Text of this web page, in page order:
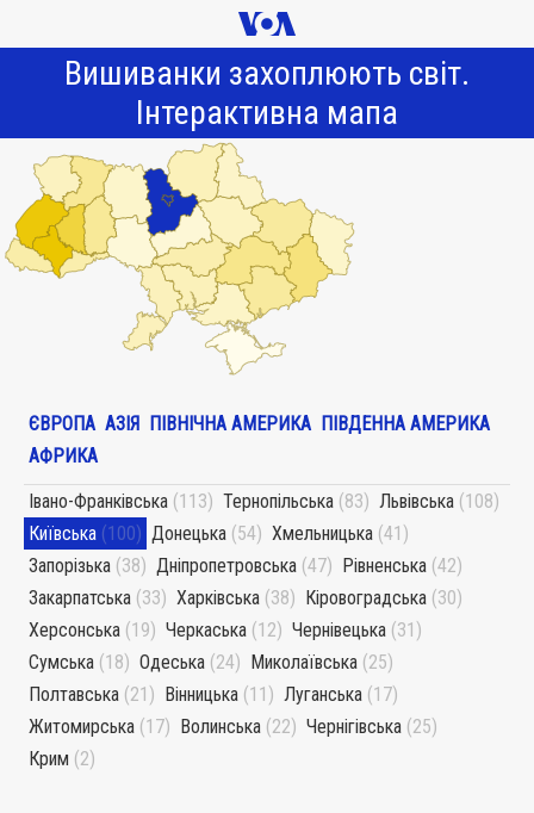
Вишиванки захоплюють світ.
Інтерактивна мапа
ЄВРОПА АЗІЯ ПІВНІЧНА АМЕРИКА ПІВДЕННА АМЕРИКА
АФРИКА
Івано-Франківська (113) Тернопільська (83) Львівська (108)
Київська (100) Донецька (54) Хмельницька (41)
Запорізька (38) Дніпропетровська (47) Рівненська (42)
Закарпатська (33) Харківська (38) Кіровоградська (30)
Херсонська (19) Черкаська (12) Чернівецька (31)
Сумська (18) Одеська (24) Миколаївська (25)
Полтавська (21) Вінницька (11) Луганська (17)
Житомирська (17) Волинська (22) Чернігівська (25)
Крим (2)